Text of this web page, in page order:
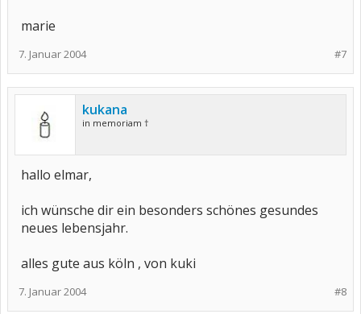
marie
#7
7. Januar 2004
kukana
in memoriam †
hallo elmar,
ich wünsche dir ein besonders schönes gesundes
neues lebensjahr.
alles gute aus köln , von kuki
#8
7. Januar 2004